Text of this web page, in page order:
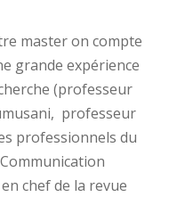
master on compte
grande expérience
(professeur
professeur
professionnels du
chef de la revue